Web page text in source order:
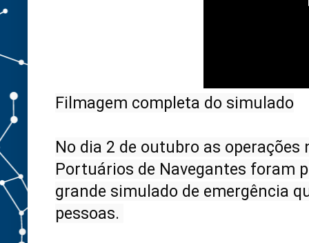
Filmagem completa do simulado
No dia 2 de outubro as
Portuários de Navegantes foram
grande simulado de emergência
pessoas.